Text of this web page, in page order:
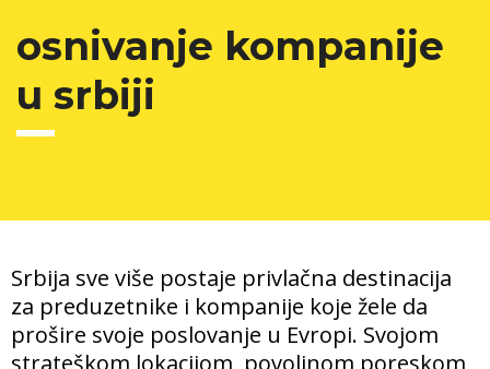
osnivanje kompanije
u srbiji
Srbija sve više postaje privlačna destinacija
za preduzetnike i kompanije koje žele da
prošire svoje poslovanje u Evropi. Svojom
strateškom lokacijom, povoljnom poreskom